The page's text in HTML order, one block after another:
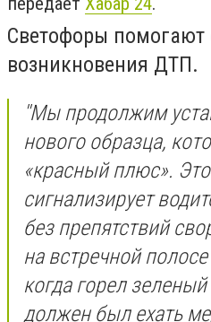
Светофоры помогают
возникновения ДТП.
''Мы продолжим
нового образца,
«красный плюс».
сигнализирует
без препятствий
на встречной
когда горел
должен был ехать